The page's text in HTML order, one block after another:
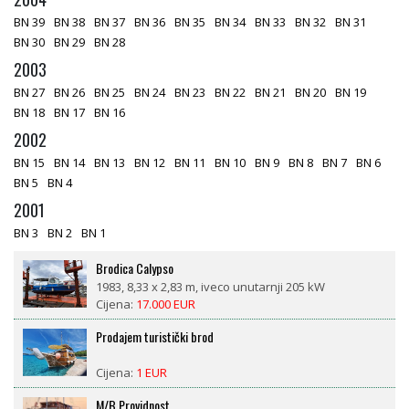
BN 39 BN 38 BN 37 BN 36 BN 35 BN 34 BN 33 BN 32 BN 31
BN 30 BN 29 BN 28
2003
BN 27 BN 26 BN 25 BN 24 BN 23 BN 22 BN 21 BN 20 BN 19
BN 18 BN 17 BN 16
2002
BN 15 BN 14 BN 13 BN 12 BN 11 BN 10 BN 9 BN 8 BN 7 BN 6
BN 5
BN 4
2001
BN 3 BN 2 BN 1Brodica Calypso
Cijena: 17.000 EUR
Prodajem turistički brod
Cijena:1 EUR
M/B Providnost
21 x 6 m,